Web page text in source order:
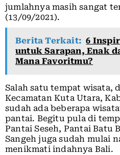
jumlahnya masih sangat
(13/09/2021).
Berita Terkait: 6
untuk Sarapan, Enak
Mana Favoritmu?
Salah satu tempat wisata,
Kecamatan Kuta Utara,
sudah ada beberapa
pantai. Begitu pula di
Pantai Seseh, Pantai Batu
Sangeh juga sudah mulai
menikmati indahnya Bali.